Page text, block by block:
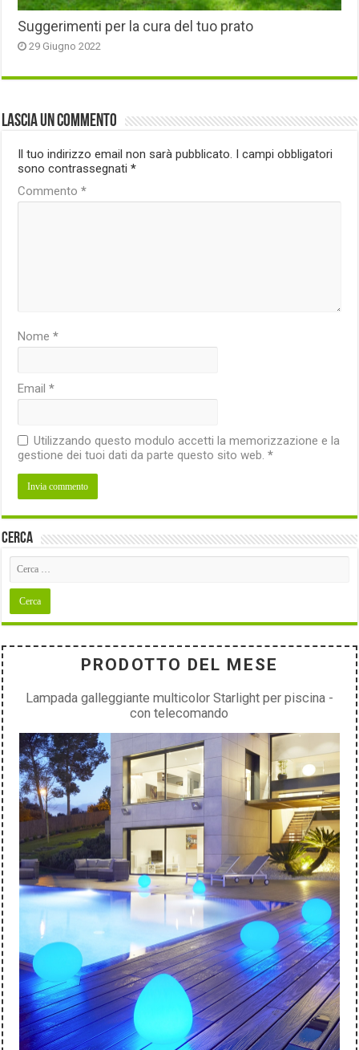
Suggerimenti per la cura del tuo prato
29 Giugno 2022
Lascia un commento
Il tuo indirizzo email non sarà pubblicato. I campi obbligatori
sono contrassegnati*
Commento*
Nome*
Email*
Utilizzando questo modulo accetti la memorizzazione e la
gestione dei tuoi dati da parte questo sito web.*
Cerca
PRODOTTO DEL MESE
Lampada galleggiante multicolor Starlight per piscina -
con telecomando